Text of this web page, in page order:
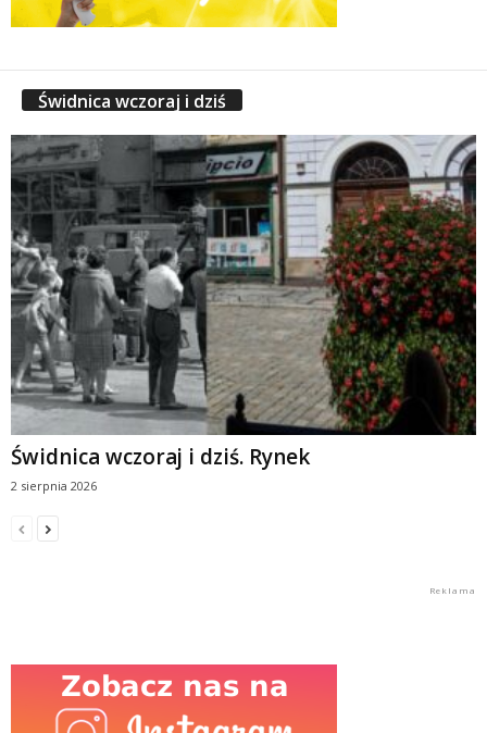
Świdnica wczoraj i dziś
Świdnica wczoraj i dziś. Rynek
2 sierpnia 2026